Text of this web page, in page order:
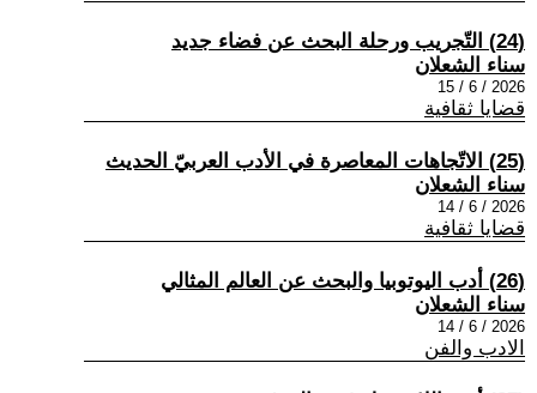
(24) التّجريب ورحلة البحث عن فضاء جديد
سناء الشعلان
2026 / 6 / 15
قضايا ثقافية
(25) الاتّجاهات المعاصرة في الأدب العربيّ الحديث
سناء الشعلان
2026 / 6 / 14
قضايا ثقافية
(26) أدب اليوتوبيا والبحث عن العالم المثالي
سناء الشعلان
2026 / 6 / 14
الادب والفن